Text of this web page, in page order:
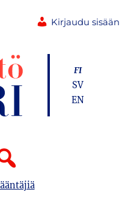
Kirjaudu sisään
FI
SV
EN